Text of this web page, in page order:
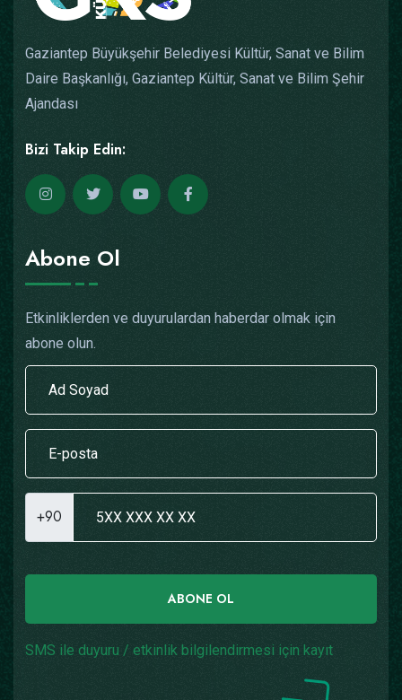
Gaziantep Büyükşehir Belediyesi Kültür, Sanat ve Bilim
Daire Başkanlığı, Gaziantep Kültür, Sanat ve Bilim Şehir
Ajandası
Bizi Takip Edin:
Abone Ol
Etkinliklerden ve duyurulardan haberdar olmak için
abone olun.
+90
ABONE OL
SMS ile duyuru / etkinlik bilgilendirmesi için kayıt